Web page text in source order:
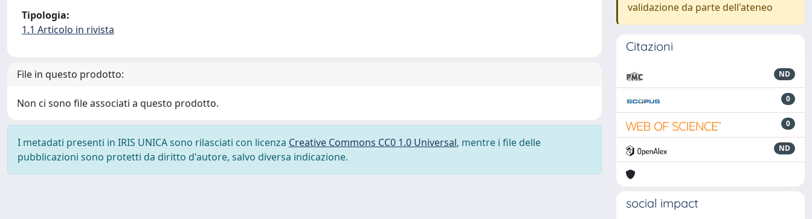
Tipologia:
1.1 Articolo in rivista
File in questo prodotto:
Non ci sono file associati a questo prodotto.
I metadati presenti in IRIS UNICA sono rilasciati con licenza Creative Commons CC0 1.0 Universal, mentre i file delle
pubblicazioni sono protetti da diritto d'autore, salvo diversa indicazione.
validazione da parte dell'ateneo
Citazioni
ND
0
0
ND
social impact